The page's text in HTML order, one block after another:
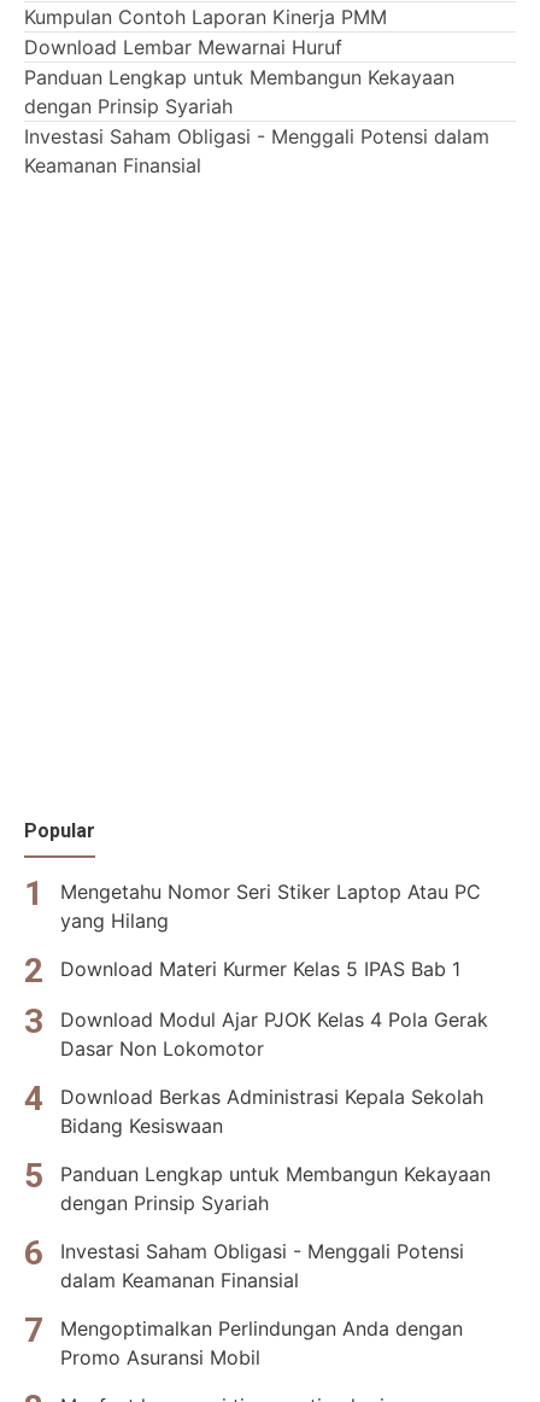
Kumpulan Contoh Laporan Kinerja PMM
Download Lembar Mewarnai Huruf
Panduan Lengkap untuk Membangun Kekayaan
dengan Prinsip Syariah
Investasi Saham Obligasi - Menggali Potensi dalam
Keamanan Finansial
Popular
Mengetahu Nomor Seri Stiker Laptop Atau PC
yang Hilang
Download Materi Kurmer Kelas 5 IPAS Bab 1
Download Modul Ajar PJOK Kelas 4 Pola Gerak
Dasar Non Lokomotor
Download Berkas Administrasi Kepala Sekolah
Bidang Kesiswaan
Panduan Lengkap untuk Membangun Kekayaan
dengan Prinsip Syariah
Investasi Saham Obligasi - Menggali Potensi
dalam Keamanan Finansial
Mengoptimalkan Perlindungan Anda dengan
Promo Asuransi Mobil